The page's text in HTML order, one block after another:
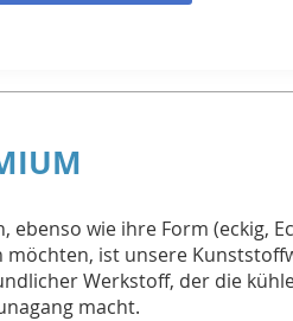
ebenso wie ihre Form (eckig,
ist unsere
Werkstoff, der die
macht.